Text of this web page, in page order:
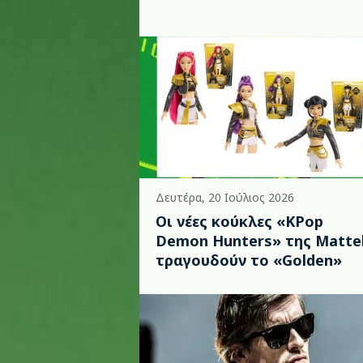
Δευτέρα, 20 Ιούλιος 2026
Οι νέες κούκλες «KPop
Demon Hunters» της
τραγουδούν το «Golden»